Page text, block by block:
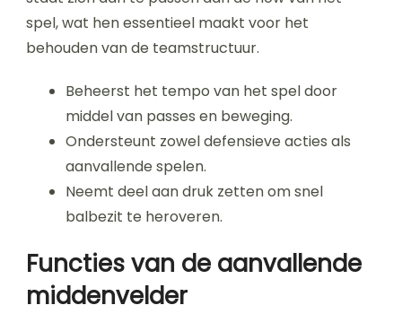
spel, wat hen essentieel maakt voor het
behouden van de teamstructuur.
Beheerst het tempo van het spel door
middel van passes en beweging.
Ondersteunt zowel defensieve acties als
aanvallende spelen.
Neemt deel aan druk zetten om snel
balbezit te heroveren.
Functies van de aanvallende
middenvelder